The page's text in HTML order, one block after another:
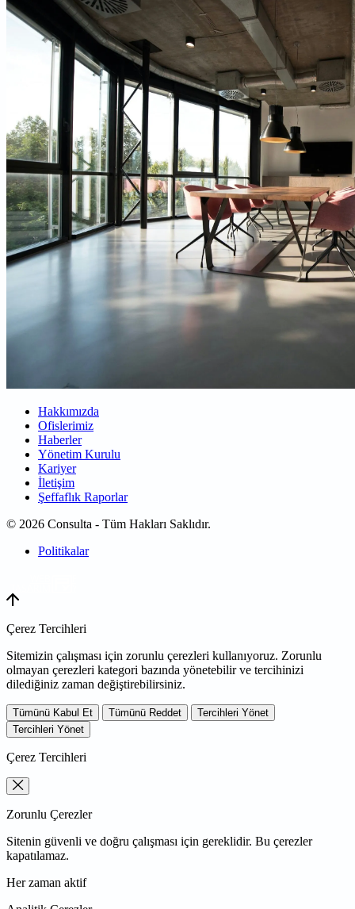
Hakkımızda
Ofislerimiz
Haberler
Yönetim Kurulu
Kariyer
İletişim
Şeffaflık Raporlar
© 2026 Consulta - Tüm Hakları Saklıdır.
Politikalar
Çerez Tercihleri
Sitemizin çalışması için zorunlu çerezleri kullanıyoruz. Zorunlu
olmayan çerezleri kategori bazında yönetebilir ve tercihinizi
dilediğiniz zaman değiştirebilirsiniz.
Tümünü Kabul Et Tümünü Reddet
Tercihleri Yönet
Tercihleri Yönet
Çerez Tercihleri
Zorunlu Çerezler
Sitenin güvenli ve doğru çalışması için gereklidir. Bu çerezler
kapatılamaz.
Her zaman aktif